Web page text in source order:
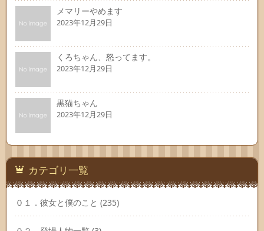
メマリーやめます
2023年12月29日
くろちゃん、怒ってます。
2023年12月29日
黒猫ちゃん
2023年12月29日
カテゴリ一覧
０１．彼女と僕のこと (235)